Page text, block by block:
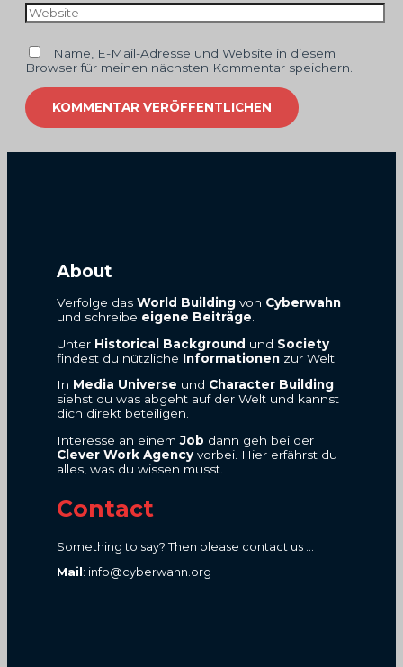
Website
Name, E-Mail-Adresse und Website in diesem
Browser für meinen nächsten Kommentar speichern.
About
Verfolge das World Building von Cyberwahn
und schreibe eigene Beiträge
Unter Historical Background und Society
findest du nützliche Informationen zur Welt.
In Media Universe und Character Building
siehst du was abgeht auf der Welt und kannst
dich direkt beteiligen.
Interesse an einemJob dann geh bei der
Clever Work Agencyvorbei. Hier erfährst du
alles, was du wissen musst.
Contact
Something to say? Then please contact us ...
Mail : info@cyberwahn.org